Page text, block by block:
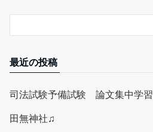
最近の投稿
司法試験予備試験 論文集中学
田無神社♫